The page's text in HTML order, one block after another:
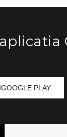
GOOGLE PLAY